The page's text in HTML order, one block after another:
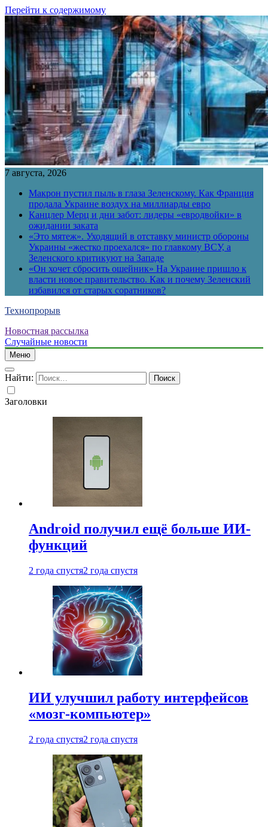
Перейти к содержимому
7 августа, 2026
Макрон пустил пыль в глаза Зеленскому. Как Франция
продала Украине воздух на миллиарды евро
Канцлер Мерц и дни забот: лидеры «евродвойки» в
ожидании заката
«Это мятеж». Уходящий в отставку министр обороны
Украины «жестко проехался» по главкому ВСУ, а
Зеленского критикуют на Западе
«Он хочет сбросить ошейник» На Украине пришло к
власти новое правительство. Как и почему Зеленский
избавился от старых соратников?
Технопрорыв
Новостная рассылка
Случайные новости
Меню
Найти:
Заголовки
Android получил ещё больше ИИ-
функций
2 года спустя2 года спустя
ИИ улучшил работу интерфейсов
«мозг-компьютер»
2 года спустя2 года спустя